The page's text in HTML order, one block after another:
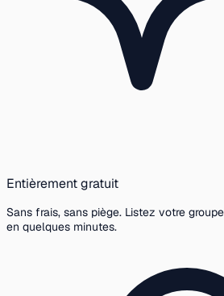
Entièrement gratuit
Sans frais, sans piège. Listez votre
en quelques minutes.